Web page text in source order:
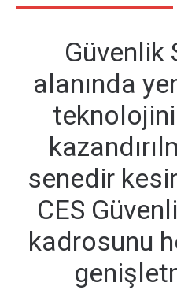
Güvenlik
alanında
senedir
CES
kadrosunu